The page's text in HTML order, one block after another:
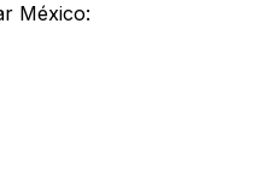
México: